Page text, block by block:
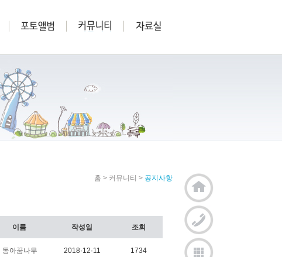
홈 > 커뮤니티 > 공지사항
이름 작성일 조회
동아꿈나무 2018·12·11 1734